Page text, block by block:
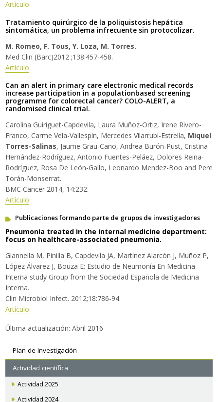
Artículo
Tratamiento quirúrgico de la poliquistosis hepática
sintomática, un problema infrecuente sin protocolizar.
M. Romeo, F. Tous, Y. Loza, M. Torres.
Med Clin (Barc)2012 ;138:457-458.
Artículo
Can an alert in primary care electronic medical records
increase participation in a populationbased screening
programme for colorectal cancer? COLO-ALERT, a
randomised clinical trial.
Carolina Guiriguet-Capdevila, Laura Muñoz-Ortiz, Irene Rivero-
Franco, Carme Vela-Vallespín, Mercedes Vilarrubí-Estrella, Miquel
Torres-Salinas, Jaume Grau-Cano, Andrea Burón-Pust, Cristina
Hernández-Rodríguez, Antonio Fuentes-Peláez, Dolores Reina-
Rodríguez, Rosa De León-Gallo, Leonardo Mendez-Boo and Pere
Torán-Monserrat.
BMC Cancer 2014, 14:232.
Artículo
Publicaciones formando parte de grupos de investigadores
Pneumonia treated in the internal medicine department:
focus on healthcare-associated pneumonia.
Giannella M, Pinilla B, Capdevila JA, Martínez Alarcón J, Muñoz P,
López Álvarez J, Bouza E; Estudio de Neumonía En Medicina
Interna study Group from the Sociedad Española de Medicina
Interna.
Clin Microbiol Infect. 2012;18:786-94.
Artículo
Última actualización: Abril 2016
secundaria
Plan de Investigación
Actividad científica
Actividad 2025
Actividad 2024